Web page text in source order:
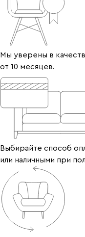
Мы уверены в
от 10 месяцев.
Выбирайте способ
или наличными при